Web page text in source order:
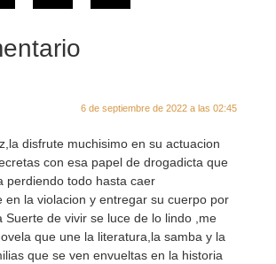
6 de septiembre de 2022 a las 02:45
disfrute muchisimo en su actuacion
con esa papel de drogadicta que
perdiendo todo hasta caer
en la violacion y entregar su cuerpo por
Suerte de vivir se luce de lo lindo ,me
que une la literatura,la samba y la
que se ven envueltas en la historia